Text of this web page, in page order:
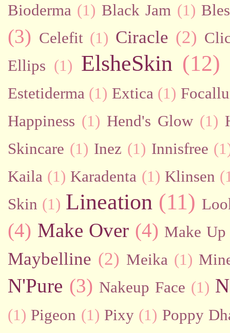
Bioderma (1) Black Jam (1)
(3) Celefit (1) Ciracle (2)
Ellips (1) ElsheSkin (12)
Estetiderma (1) Extica (1)
Happiness (1) Hend's Glow (1)
Skincare (1) Inez (1) Innisfree
Kaila (1) Karadenta (1) Klinsen
Skin (1) Lineation (11)
(4) Make Over (4) Make
Maybelline (2) Meika (1)
N'Pure (3) Nakeup Face (1)
(1) Pigeon (1) Pixy (1) Poppy